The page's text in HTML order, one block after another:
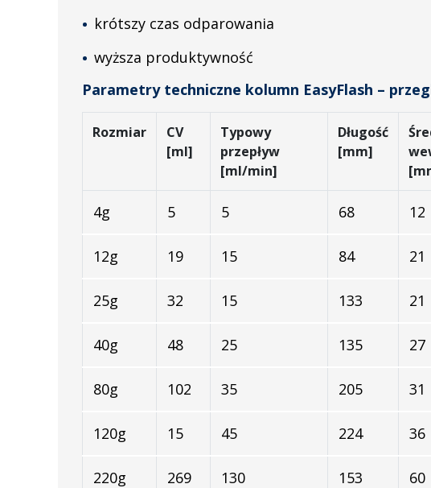
krótszy czas odparowania
wyższa produktywność
Parametry techniczne kolumn EasyFlash –
Rozmiar
CV
[ml]
Typowy
przepływ
[ml/min]
Długość
[mm]
4g 5 5 68 12
12g 19 15 84 21
25g 32 15 133 21
40g 48 25 135 27
80g 102 35 205 31
120g 15 45 224 36
220g 269 130 153 60